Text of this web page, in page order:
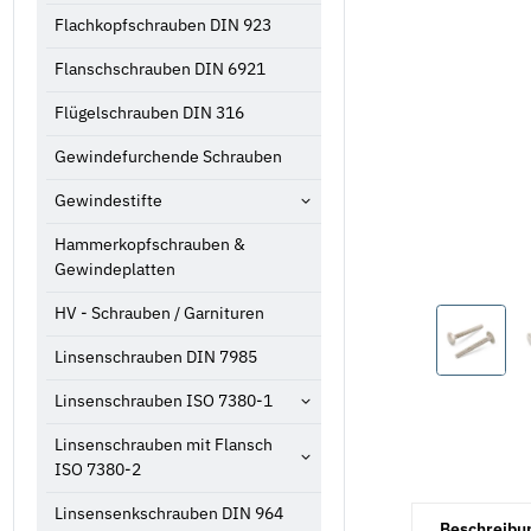
Flachkopfschrauben DIN 923
Flanschschrauben DIN 6921
Flügelschrauben DIN 316
Gewindefurchende Schrauben
Gewindestifte
Hammerkopfschrauben &
Gewindeplatten
HV - Schrauben / Garnituren
Linsenschrauben DIN 7985
Linsenschrauben ISO 7380-1
Linsenschrauben mit Flansch
ISO 7380-2
Linsensenkschrauben DIN 964